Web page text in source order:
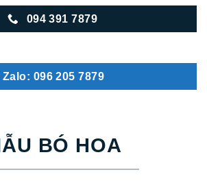
094 391 7879
Zalo: 096 205 7879
BÓ HOA